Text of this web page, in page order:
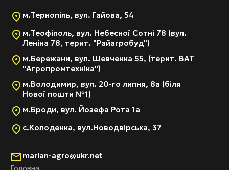
Головна
м.Тернопіль, вул. Гайова, 54
м.Теофіполь, вул. Небесної Сотні 78 (вул.
Леніна 78, терит. "Райагробуд")
м.Бережани, вул. Шевченка 55, (терит. ВАТ
"Агропромтехніка")
м.Володимир, вул. 20-го липня, 8а (біля
Нової пошти №1)
м.Броди, вул. Йозефа Рота 1а
с.Колоденка, вул.Новодвірська, 37
marian-agro@ukr.net